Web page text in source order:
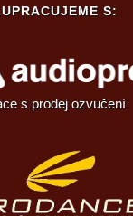
S:
s prodej ozvučení